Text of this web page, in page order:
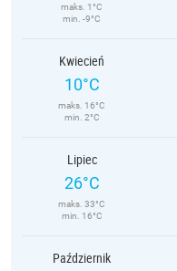
maks. 1°C
min. -9°C
Kwiecień
10°C
maks. 16°C
min. 2°C
Lipiec
26°C
maks. 33°C
min. 16°C
Październik